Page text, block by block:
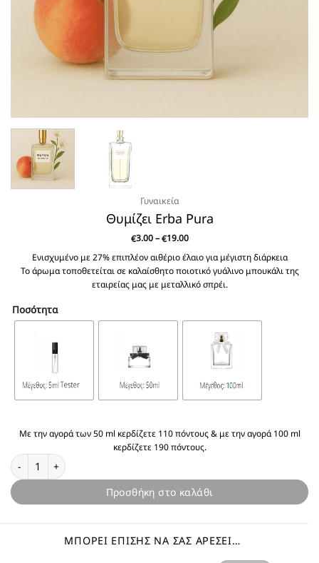
Γυναικεία
Θυμίζει Erba Pura
€3.00 – €19.00Price
€3.00
through
€19.00
Ενισχυμένο με 27% επιπλέον αιθέριο έλαιο για μέγιστη διάρκεια
Το άρωμα τοποθετείται σε καλαίσθητο ποιοτικό γυάλινο μπουκάλι της
εταιρείας μας με μεταλλικό σπρέι.
Ποσότητα
Με την αγορά των 50 ml κερδίζετε 110 πόντους & με την αγορά 100 ml
κερδίζετε 190 πόντους.
Θυμίζει Erba Pura ποσότητα
Προσθήκη στο καλάθι
ΜΠΟΡΕΊ ΕΠΊΣΗΣ ΝΑ ΣΑΣ ΑΡΈΣΕΙ…